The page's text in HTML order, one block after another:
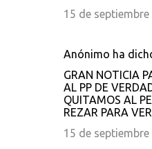
15 de
Anónimo ha
GRAN NOTICIA
AL PP DE
QUITAMOS AL
REZAR PARA
15 de